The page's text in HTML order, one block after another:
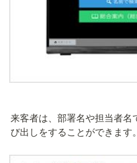
来客者は、部署名や担当者
び出しをすることができます。